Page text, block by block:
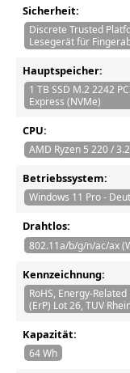
Sicherheit:
Discrete Trusted
Lesegerät für
Hauptspeicher:
1 TB SSD M.2 2242
Express (NVMe)
CPU:
AMD Ryzen 5 220 /
Betriebssystem:
Windows 11 Pro -
Drahtlos:
802.11a/b/g/n/ac/ax
Kennzeichnung:
RoHS, Energy-
(ErP) Lot 26, TUV
Kapazität:
64 Wh